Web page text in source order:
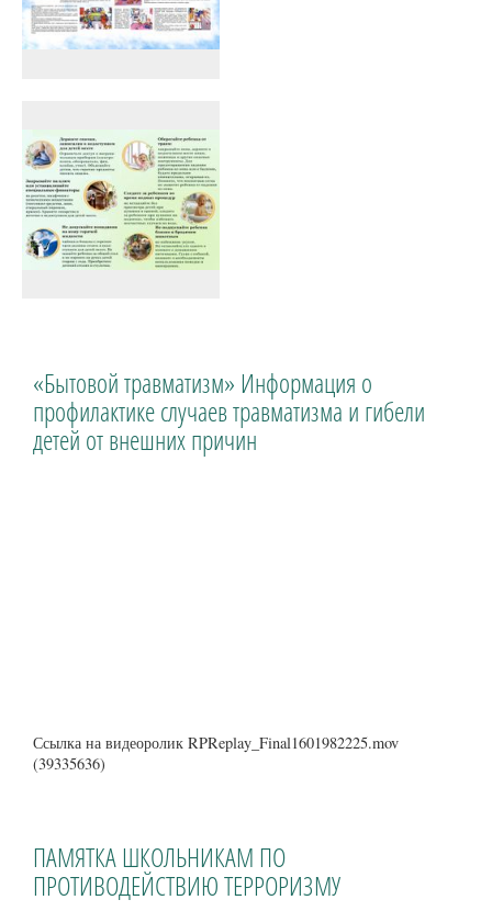
«Бытовой травматизм» Информация о
профилактике случаев травматизма и гибели
детей от внешних причин
Ссылка на видеоролик RPReplay_Final1601982225.mov
(39335636)
ПАМЯТКА ШКОЛЬНИКАМ ПО
ПРОТИВОДЕЙСТВИЮ ТЕРРОРИЗМУ